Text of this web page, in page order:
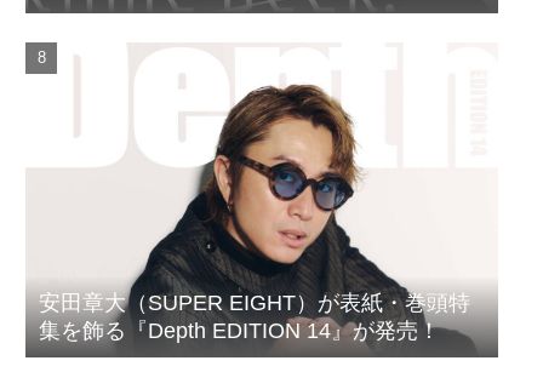
ルがついに完成
安田章大（SUPER EIGHT）が表紙・巻頭特
集を飾る『Depth EDITION 14』が発売！